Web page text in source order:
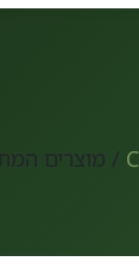
/ מוצרים